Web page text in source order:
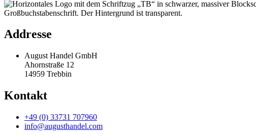
Addresse
August Handel GmbH
Ahornstraße 12
14959 Trebbin
Kontakt
+49 (0) 33731 707960
info@augusthandel.com